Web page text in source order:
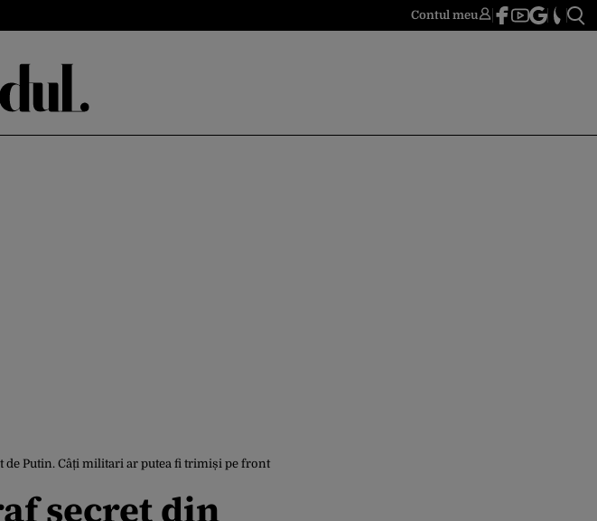
Contul meu
de Putin. Câți militari ar putea fi trimiși pe front
secret din